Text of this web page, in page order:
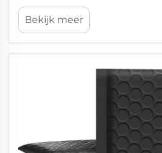
verpakkingszakken. Hoe
productzichtbaarheid
versnelt en
verpakkingen elimineren
‘mysteriefactor’ rond
Bekijk meer